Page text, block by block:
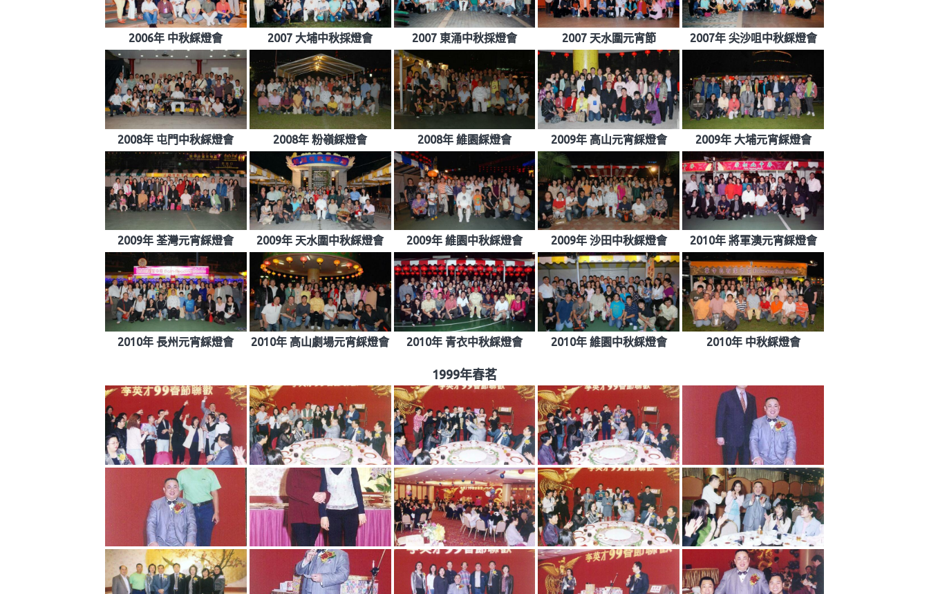
2006年 中秋綵燈會 2007 大埔中秋採燈會 2007 東涌中秋採燈會 2007 天水圍元宵節 2007年 尖沙咀中秋綵燈會
2008年 屯門中秋綵燈會 2008年 粉嶺綵燈會 2008年 維園綵燈會 2009年 高山元宵綵燈會 2009年 大埔元宵綵燈會
2009年 荃灣元宵綵燈會 2009年 天水圍中秋綵燈會 2009年 維園中秋綵燈會 2009年 沙田中秋綵燈會 2010年 將軍澳元宵綵燈會
2010年 長州元宵綵燈會 2010年 高山劇場元宵綵燈會 2010年 青衣中秋綵燈會 2010年 維園中秋綵燈會 2010年 中秋綵燈會
1999年春茗